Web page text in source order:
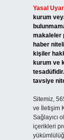
Yasal
kurum
makaleler
haber
kişiler
kurum ve
tavsiye
Sitemiz,
ve İletişim
Sağlayıcı
içerikleri